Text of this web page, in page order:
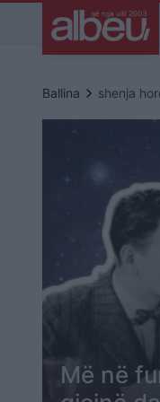
Ballina keyboard_arrow_right shenja
Më në